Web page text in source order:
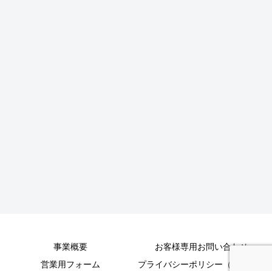
事業概要
お客様専用お問い合わせ
営業用フォーム
プライバシーポリシー（個人情報